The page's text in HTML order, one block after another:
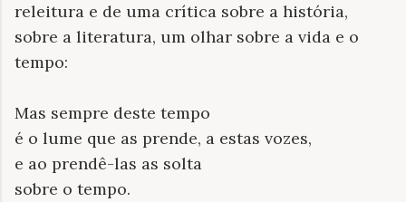
releitura e de uma crítica sobre a história,
sobre a literatura, um olhar sobre a vida e o
tempo:
Mas sempre deste tempo
é o lume que as prende, a estas vozes,
e ao prendê-las as solta
sobre o tempo.